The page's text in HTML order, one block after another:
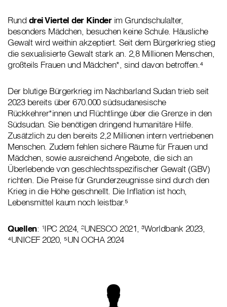
Rund drei Viertel der Kinderim Grundschulalter,
besonders Mädchen, besuchen keine Schule. Häusliche
Gewalt wird weithin akzeptiert. Seit dem Bürgerkrieg stieg
die sexualisierte Gewalt stark an. 2,8 Millionen Menschen,
großteils Frauen und Mädchen*, sind davon betroffen.⁴
Der blutige Bürgerkrieg im Nachbarland Sudan trieb seit
2023 bereits über 670.000 südsudanesische
Rückkehrer*innen und Flüchtlinge über die Grenze in den
Südsudan. Sie benötigen dringend humanitäre Hilfe.
Zusätzlich zu den bereits 2,2 Millionen intern vertriebenen
Menschen. Zudem fehlen sichere Räume für Frauen und
Mädchen, sowie ausreichend Angebote, die sich an
Überlebende von geschlechtsspezifischer Gewalt (GBV)
richten. Die Preise für Grunderzeugnisse sind durch den
Krieg in die Höhe geschnellt. Die Inflation ist hoch,
Lebensmittel kaum noch leistbar.⁵
Quellen: ¹IPC 2024, ²UNESCO 2021, ³Worldbank 2023,
⁴UNICEF 2020, ⁵UN OCHA 2024